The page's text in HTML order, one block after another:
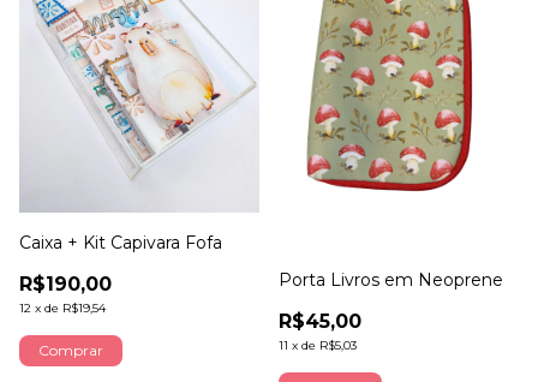
Caixa + Kit Capivara Fofa
R$190,00
12 x de R$19,54
Porta Livros em Neoprene
R$45,00
11 x de R$5,03